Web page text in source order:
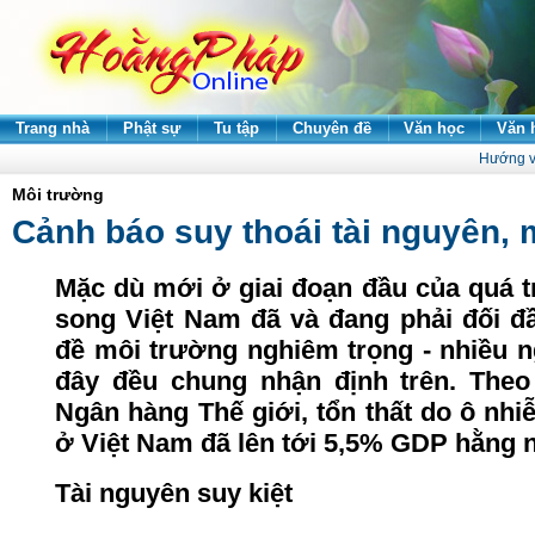
Trang nhà Phật sự Tu tập Chuyên đề Văn học Văn
Hướng
Môi trường
Cảnh báo suy thoái tài nguyên,
Mặc dù mới ở giai đoạn đầu của quá
songViệt Nam đã và đang phải đối
đề môi trường nghiêm trọng - nhiều
đây đều chung nhận định trên.
Ngân hàng Thế giới,tổn thấtdo ô
ở Việt Nam đã lên tới 5,5% GDP hằng
Tài nguyên suy kiệt